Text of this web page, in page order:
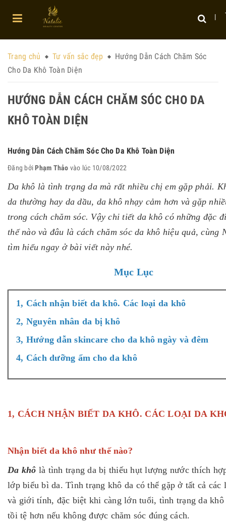
Trang chủ Tư vấn sắc đẹp
Hướng Dẫn Cách Chăm Sóc
Cho Da Khô Toàn Diện
HƯỚNG DẪN CÁCH CHĂM SÓC CHO DA
KHÔ TOÀN DIỆN
Hướng Dẫn Cách Chăm Sóc Cho Da Khô Toàn Diện
Đăng bởiPhạm Thảo vào lúc 10/08/2022
Da khô là tình trạng da mà rất nhiều chị em gặp phải.
da thường hay da dầu, da khô nhạy cảm hơn và gặp
trong cách chăm sóc. Vậy chi tiết da khô có những đặc
thế nào và đâu là cách chăm sóc da khô hiệu quả, cùng
tìm hiểu ngay ở bài viết này nhé.
Mục Lục
1, Cách nhận biết da khô. Các loại da khô
2, Nguyên nhân da bị khô
3, Hướng dẫn skincare cho da khô ngày và đêm
4, Cách dưỡng ẩm cho da khô
1, CÁCH NHẬN BIẾT DA KHÔ. CÁC LOẠI DA
Nhận biết da khô như thế nào?
Da khô là tình trạng da bị thiếu hụt lượng nước thích
lớp biểu bì da. Tình trạng khô da có thể gặp ở tất cả các
và giới tính, đặc biệt khi càng lớn tuổi, tình trạng da khô
tồi tệ hơn nếu không được chăm sóc đúng cách.